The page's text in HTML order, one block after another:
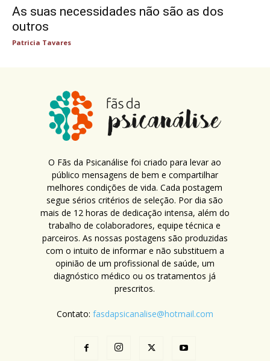
As suas necessidades não são as dos
outros
Patricia Tavares
O Fãs da Psicanálise foi criado para levar ao
público mensagens de bem e compartilhar
melhores condições de vida. Cada postagem
segue sérios critérios de seleção. Por dia são
mais de 12 horas de dedicação intensa, além do
trabalho de colaboradores, equipe técnica e
parceiros. As nossas postagens são produzidas
com o intuito de informar e não substituem a
opinião de um profissional de saúde, um
diagnóstico médico ou os tratamentos já
prescritos.
Contato: fasdapsicanalise@hotmail.com